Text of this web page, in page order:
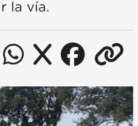
la vía.